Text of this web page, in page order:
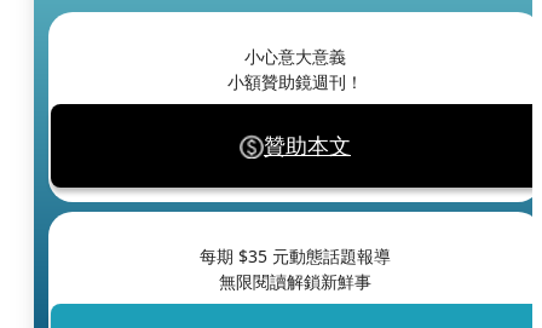
小心意大意義
小額贊助鏡週刊！
贊助本文
每期 $35 元動態話題報導
無限閱讀解鎖新鮮事